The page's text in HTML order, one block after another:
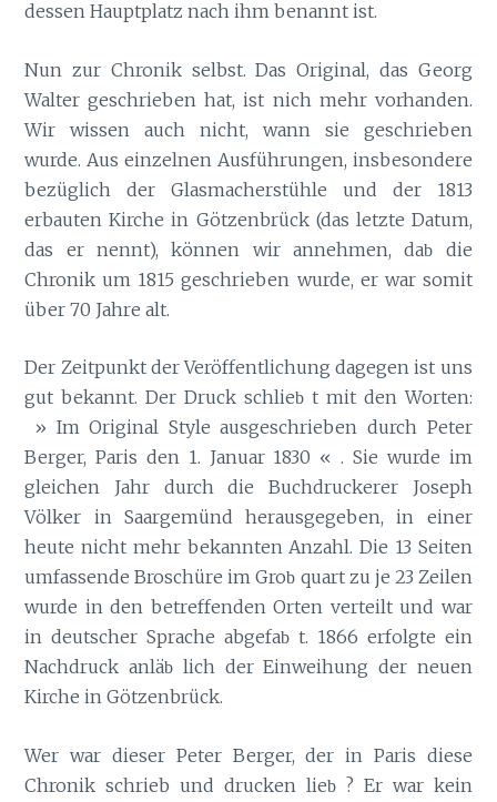
dessen Hauptplatz nach ihm benannt ist.
Nun zur Chronik selbst. Das Original, das Georg
Walter geschrieben hat, ist nich mehr vorhanden.
Wir wissen auch nicht, wann sie geschrieben
wurde. Aus einzelnen Ausführungen, insbesondere
bezüglich der Glasmacherstühle und der 1813
erbauten Kirche in Götzenbrück (das letzte Datum,
das er nennt), können wir annehmen, dab
die
Chronik um 1815 geschrieben wurde, er war somit
über 70 Jahre alt.
Der Zeitpunkt der Veröffentlichung dagegen ist uns
gut bekannt. Der Druck schlieb t mit den Worten:
» Im Original Style ausgeschrieben durch Peter
Berger, Paris den 1. Januar 1830 « . Sie wurde im
gleichen Jahr durch die Buchdruckerer Joseph
Völker in Saargemünd herausgegeben, in einer
heute nicht mehr bekannten Anzahl. Die 13 Seiten
umfassende Broschüre im Grob quart zu je 23 Zeilen
wurde in den betreffenden Orten verteilt und war
in deutscher Sprache abgefab t. 1866 erfolgte ein
Nachdruck anläb lich der Einweihung der neuen
Kirche in Götzenbrück.
Wer war dieser Peter Berger, der in Paris diese
Chronik schrieb und drucken lieb? Er war kein